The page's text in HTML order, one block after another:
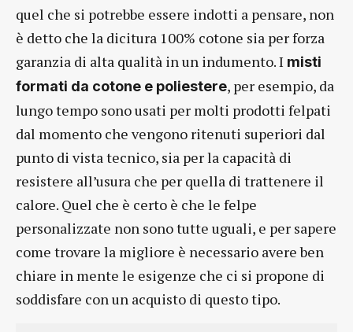
quel che si potrebbe essere indotti a pensare, non
è detto che la dicitura 100% cotone sia per forza
garanzia di alta qualità in un indumento. I misti
formati da cotone e poliestere, per esempio, da
lungo tempo sono usati per molti prodotti felpati
dal momento che vengono ritenuti superiori dal
punto di vista tecnico, sia per la capacità di
resistere all’usura che per quella di trattenere il
calore. Quel che è certo è che le felpe
personalizzate non sono tutte uguali, e per sapere
come trovare la migliore è necessario avere ben
chiare in mente le esigenze che ci si propone di
soddisfare con un acquisto di questo tipo.